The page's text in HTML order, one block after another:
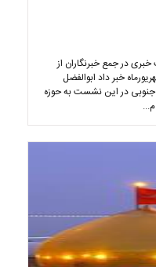
در جمع خبرنگاران از
842 زائر استان به حج تمتع در 23 شهریورماه خبر داد ابوالفضل
جنوبی در این نشست به حوزه